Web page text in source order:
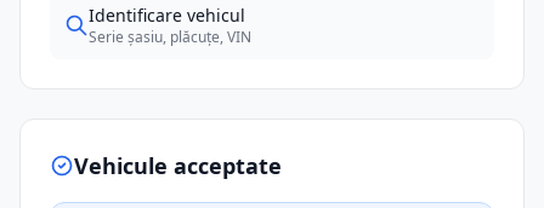
Identificare vehicul
Serie șasiu, plăcuțe, VIN
Vehicule acceptate